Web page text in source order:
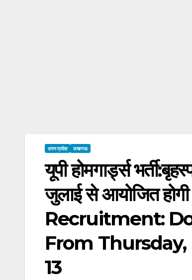
उत्तर प्रदेश लखनऊ
यूपी होमगार्ड्स
जुलाई से आयोजित
Recruitment:
From
13